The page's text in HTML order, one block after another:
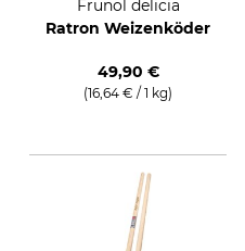
Frunol delicia
Ratron Weizenköder
49,90 €
(16,64 € / 1 kg)